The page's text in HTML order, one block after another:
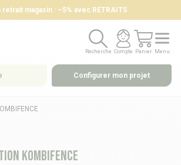
retrait magasin : –5% avec RETRAIT5
Recherche
Recherche
Compte
Compte
Panier
Panier
Menu
Menu
Configurer mon projet
KOMBIFENCE